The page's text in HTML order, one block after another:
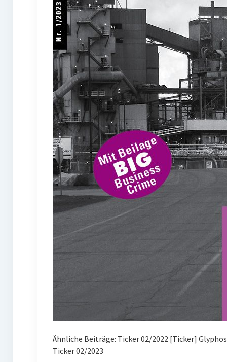
Ähnliche Beiträge: Ticker 02/2022 [Ticker]
Ticker 02/2023